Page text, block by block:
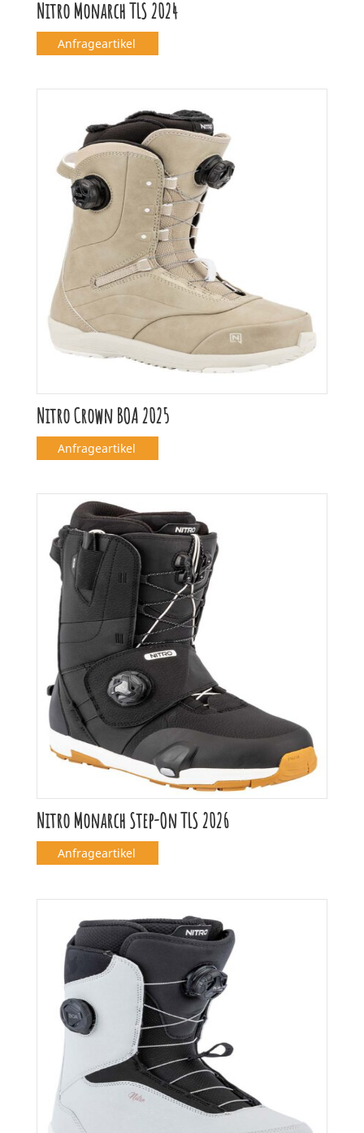
Nitro Monarch TLS 2024
Anfrageartikel
Nitro Crown BOA 2025
Anfrageartikel
Nitro Monarch Step-On TLS 2026
Anfrageartikel